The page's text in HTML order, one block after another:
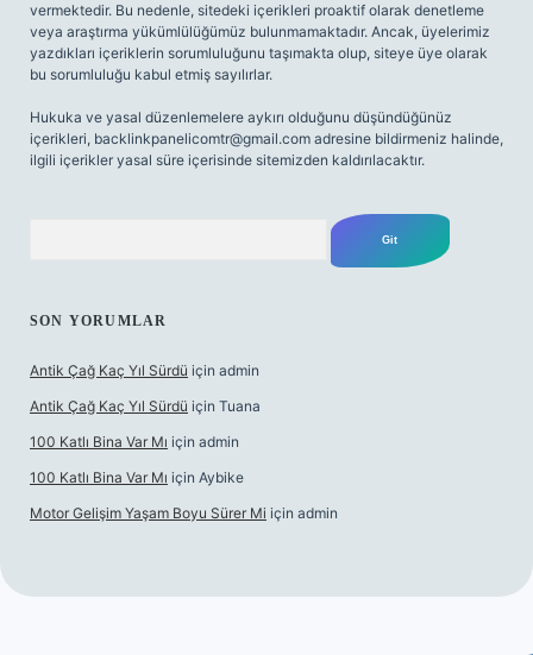
vermektedir. Bu nedenle, sitedeki içerikleri proaktif olarak denetleme
veya araştırma yükümlülüğümüz bulunmamaktadır. Ancak, üyelerimiz
yazdıkları içeriklerin sorumluluğunu taşımakta olup, siteye üye olarak
bu sorumluluğu kabul etmiş sayılırlar.
Hukuka ve yasal düzenlemelere aykırı olduğunu düşündüğünüz
içerikleri, backlinkpanelicomtr@gmail.com adresine bildirmeniz halinde,
ilgili içerikler yasal süre içerisinde sitemizden kaldırılacaktır.
SON YORUMLAR
Antik Çağ Kaç Yıl Sürdü için admin
Antik Çağ Kaç Yıl Sürdü için Tuana
100 Katlı Bina Var Mı için admin
100 Katlı Bina Var Mı için Aybike
Motor Gelişim Yaşam Boyu Sürer Mi için admin